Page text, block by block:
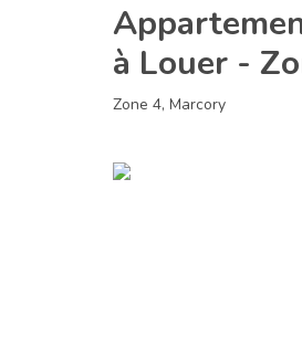
à Louer -
Zone 4, Marcory